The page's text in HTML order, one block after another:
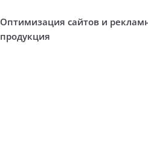
Оптимизация сайтов и
продукция